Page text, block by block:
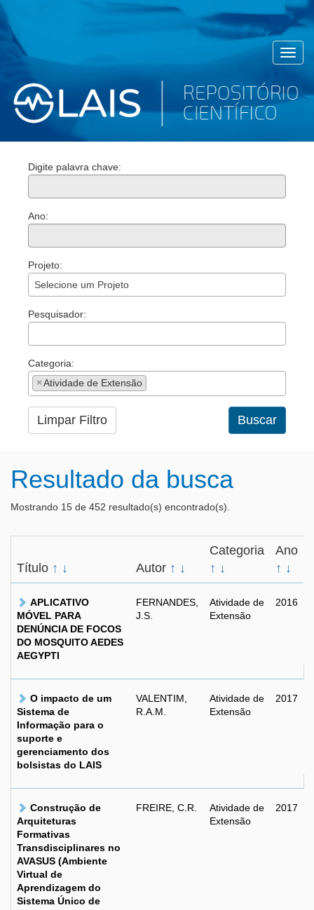
Digite palavra chave:
Ano:
Projeto:
Selecione um Projeto
Pesquisador:
Categoria:
×Atividade de Extensão
Limpar Filtro Buscar
Resultado da busca
Mostrando 15 de 452 resultado(s) encontrado(s).
Título ↑ ↓ Autor ↑ ↓
Categoria
↑ ↓
Ano
↑ ↓
APLICATIVO
MÓVEL PARA
DENÚNCIA DE FOCOS
DO MOSQUITO AEDES
AEGYPTI
FERNANDES,
J.S.
Atividade de
Extensão
2016
O impacto de um
Sistema de
Informação para o
suporte e
gerenciamento dos
bolsistas do LAIS
VALENTIM,
R.A.M.
Atividade de
Extensão
2017
Construção de
Arquiteturas
Formativas
Transdisciplinares no
AVASUS (Ambiente
Virtual de
Aprendizagem do
Sistema Único de
FREIRE, C.R.
Atividade de
Extensão
2017